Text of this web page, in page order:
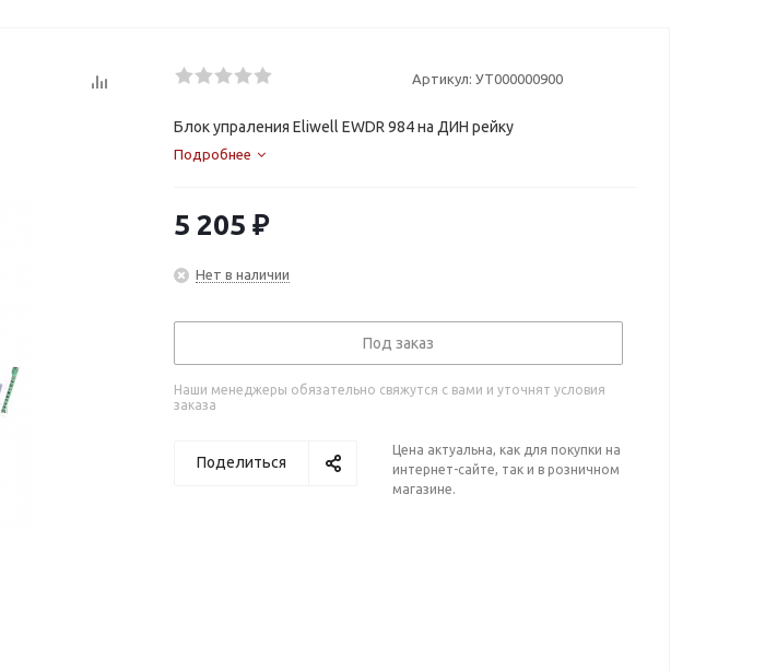
Артикул: УТ000000900
Блок упраления Eliwell EWDR 984 на ДИН рейку
Подробнее
5 205 ₽
Нет в наличии
Под заказ
Наши менеджеры обязательно свяжутся с вами и уточнят условия
заказа
Поделиться
Цена актуальна, как для покупки на
интернет-сайте, так и в розничном
магазине.